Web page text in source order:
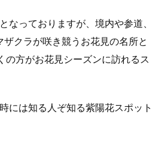
っておりますが、境内や参道、
クラが咲き競うお花見の名所と
方がお花見シーズンに訪れるス
には知る人ぞ知る紫陽花スポット